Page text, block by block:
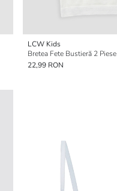
LCW Kids
Bretea Fete Bustieră 2 Piese
22,99 RON